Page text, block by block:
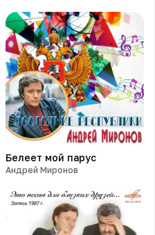
Белеет мой парус
Андрей Миронов